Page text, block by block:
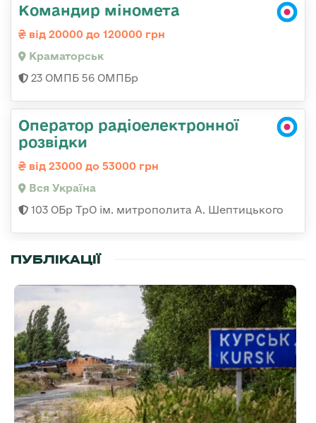
Командир міномета
від 20000 до 120000 грн
Краматорськ
23 ОМПБ 56 ОМПБр
Оператор радіоелектронної
розвідки
від 23000 до 53000 грн
Вся Україна
103 ОБр ТрО ім. митрополита А. Шептицького
ПУБЛІКАЦІЇ